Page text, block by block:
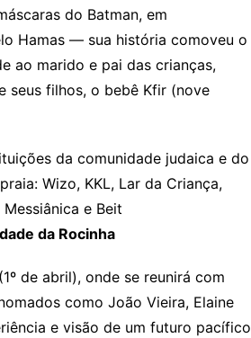
do Batman, em
Hamas — sua história comoveu o
ao marido e pai das crianças,
seus filhos, o bebê Kfir (nove
da comunidade judaica e do
Wizo, KKL, Lar da Criança,
e Beit
da Rocinha
de abril), onde se reunirá com
como João Vieira, Elaine
e visão de um futuro pacífico